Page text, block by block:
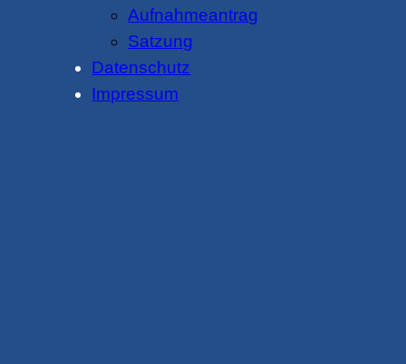
Aufnahmeantrag
Satzung
Datenschutz
Impressum